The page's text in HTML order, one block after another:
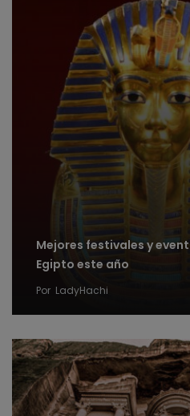
Mejores festivales y
Egipto este año
Por LadyHachi